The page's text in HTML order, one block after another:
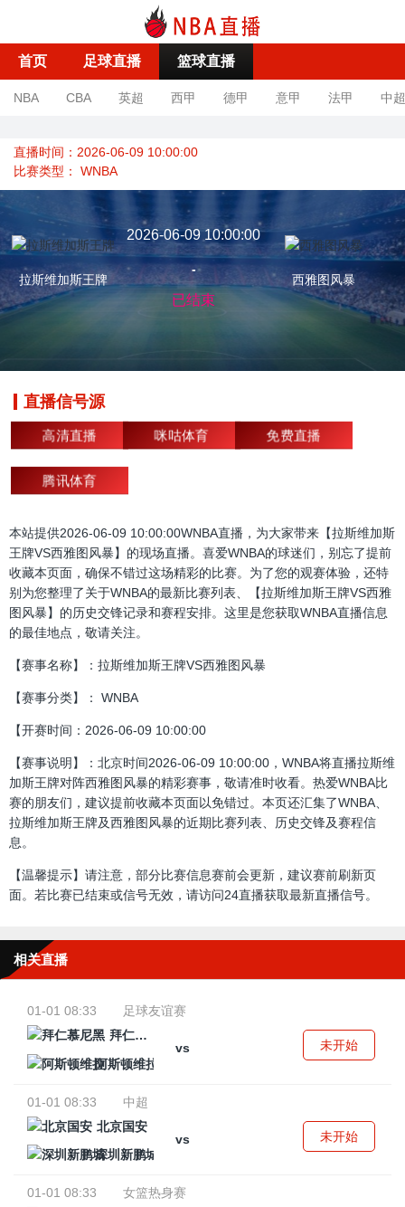
首页 足球直播 篮球直播
NBA CBA 英超 西甲 德甲 意甲 法甲 中超
直播时间：2026-06-09 10:00:00
比赛类型： WNBA
拉斯维加斯王牌
2026-06-09 10:00:00
-
已结束
西雅图风暴
直播信号源
高清直播 咪咕体育 免费直播
腾讯体育
本站提供2026-06-09 10:00:00WNBA直播，为大家带来【拉斯维加斯
王牌VS西雅图风暴】的现场直播。喜爱WNBA的球迷们，别忘了提前
收藏本页面，确保不错过这场精彩的比赛。为了您的观赛体验，还特
别为您整理了关于WNBA的最新比赛列表、【拉斯维加斯王牌VS西雅
图风暴】的历史交锋记录和赛程安排。这里是您获取WNBA直播信息
的最佳地点，敬请关注。
【赛事名称】：拉斯维加斯王牌VS西雅图风暴
【赛事分类】： WNBA
【开赛时间：2026-06-09 10:00:00
【赛事说明】：北京时间2026-06-09 10:00:00，WNBA将直播拉斯维
加斯王牌对阵西雅图风暴的精彩赛事，敬请准时收看。热爱WNBA比
赛的朋友们，建议提前收藏本页面以免错过。本页还汇集了WNBA、
拉斯维加斯王牌及西雅图风暴的近期比赛列表、历史交锋及赛程信
息。
【温馨提示】请注意，部分比赛信息赛前会更新，建议赛前刷新页
面。若比赛已结束或信号无效，请访问24直播获取最新直播信号。
相关直播
01-01 08:33
足球友谊赛
拜仁慕尼黑
vs
阿斯顿维拉
未开始
01-01 08:33
中超
北京国安
vs
深圳新鹏城
未开始
01-01 08:33
女篮热身赛